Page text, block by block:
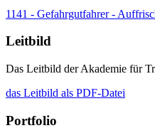
1141 - Gefahrgutfahrer -
Leitbild
Das Leitbild der Akademie für
das Leitbild als PDF-Datei
Portfolio